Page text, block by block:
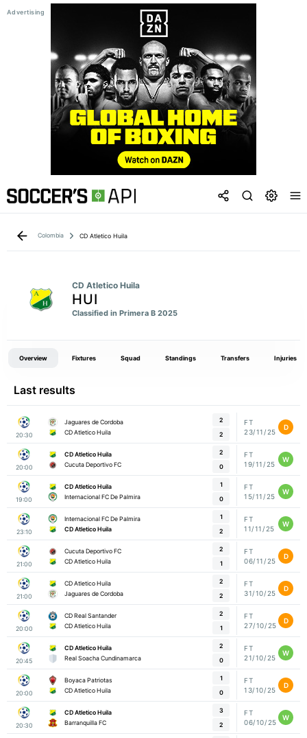
Colombia CD Atletico Huila
CD Atletico Huila
HUI
Classified in Primera B 2025
Overview Fixtures Squad Standings Transfers Injuries
Last results
20:30
Jaguares de Cordoba
CD Atletico Huila
2
2
FT
23/11/25
D
20:00
CD Atletico Huila
Cucuta Deportivo FC
2
0
FT
19/11/25
W
19:00
CD Atletico Huila
Internacional FC De Palmira
1
0
FT
15/11/25
W
23:10
Internacional FC De Palmira
CD Atletico Huila
1
2
FT
11/11/25
W
21:00
Cucuta Deportivo FC
CD Atletico Huila
2
1
FT
06/11/25
D
21:00
CD Atletico Huila
Jaguares de Cordoba
2
2
FT
31/10/25
D
20:00
CD Real Santander
CD Atletico Huila
2
1
FT
27/10/25
D
20:45
CD Atletico Huila
Real Soacha Cundinamarca
2
0
FT
21/10/25
W
20:00
Boyaca Patriotas
CD Atletico Huila
1
0
FT
13/10/25
D
20:30
CD Atletico Huila
Barranquilla FC
3
2
FT
06/10/25
W